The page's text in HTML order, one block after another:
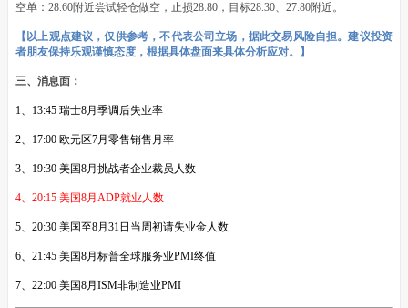
空单：28.60附近尝试轻仓做空，止损28.80，目标28.30、27.80附近。
【以上观点建议，仅供参考，不代表公司立场，据此交易风险自担。建议投资
者朋友保持乐观谨慎态度，根据具体盘面来具体分析应对。】
三、消息面：
1、13:45 瑞士8月季调后失业率
2、17:00 欧元区7月零售销售月率
3、19:30 美国8月挑战者企业裁员人数
4、20:15 美国8月ADP就业人数
5、20:30 美国至8月31日当周初请失业金人数
6、21:45 美国8月标普全球服务业PMI终值
7、22:00 美国8月ISM非制造业PMI